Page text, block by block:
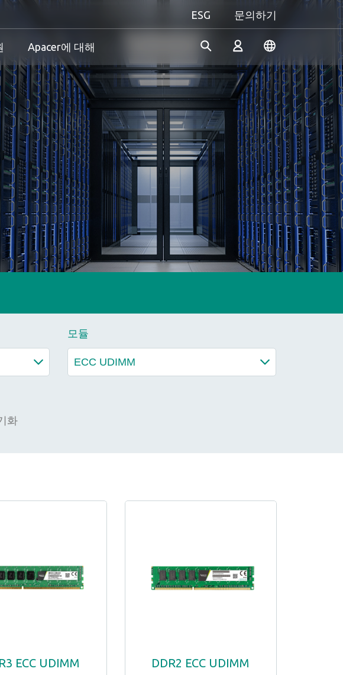
ESG 문의하기
산업 솔루션
Apacer은 수년간의 R&D 경험
을 바탕으로 산업용 애플리케
이션의 다양한 요구 사항을 충
족하기 위해 지속적으로 혁신
적인 SSD 및 DRAM 솔루션을
개발하고 있습니다.
더 알아보기
개인 및 비즈니스
Apacer는 신뢰할 수 있는 혁신
적인 제품과 서비스 개발에 전
념하고 있으며, 높은 성능, 높
은 안정성, 높은 가치의 메모리
모듈과 스토리지 장치를 제공
하여 소비자가 일상 생활에서
디지털 데이터를 쉽게 기록, 저
장, 공유할 수 있도록 지원합니
다.
Gaming 개요
성능을 극대화하든, 개성을 중
시하든, Apacer는 게이밍 경험
을 한 차원 높여줄 모든 것을
갖추고 있습니다.
진정한 게이머의 본능을 마음
껏 펼쳐보세요!
더 알아보기
정책
Apacer에 대해
로그인
계정 만들기
모듈
화
ECC UDIMM DDR2 ECC UDIMM